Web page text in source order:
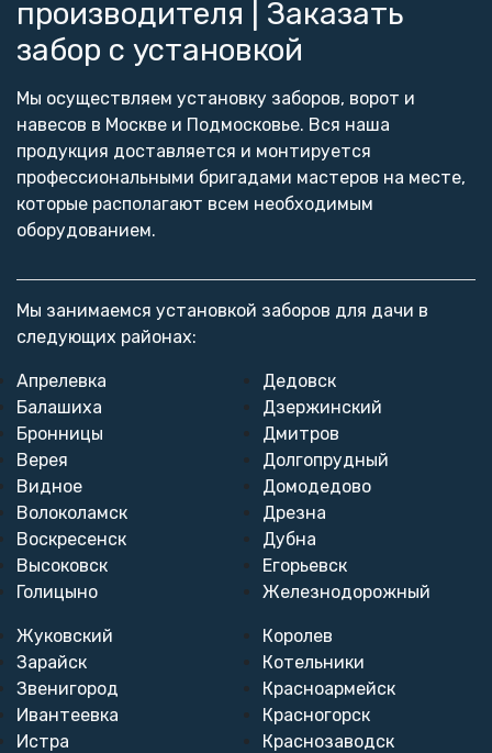
{/ignore}
производителя | Заказать
забор с установкой
Мы осуществляем установку заборов, ворот и
навесов в Москве и Подмосковье. Вся наша
продукция доставляется и монтируется
профессиональными бригадами мастеров на месте,
которые располагают всем необходимым
оборудованием.
Мы занимаемся установкой заборов для дачи в
следующих районах:
Апрелевка
Балашиха
Бронницы
Верея
Видное
Волоколамск
Воскресенск
Высоковск
Голицыно
Дедовск
Дзержинский
Дмитров
Долгопрудный
Домодедово
Дрезна
Дубна
Егорьевск
Железнодорожный
Жуковский
Зарайск
Звенигород
Ивантеевка
Истра
Королев
Котельники
Красноармейск
Красногорск
Краснозаводск